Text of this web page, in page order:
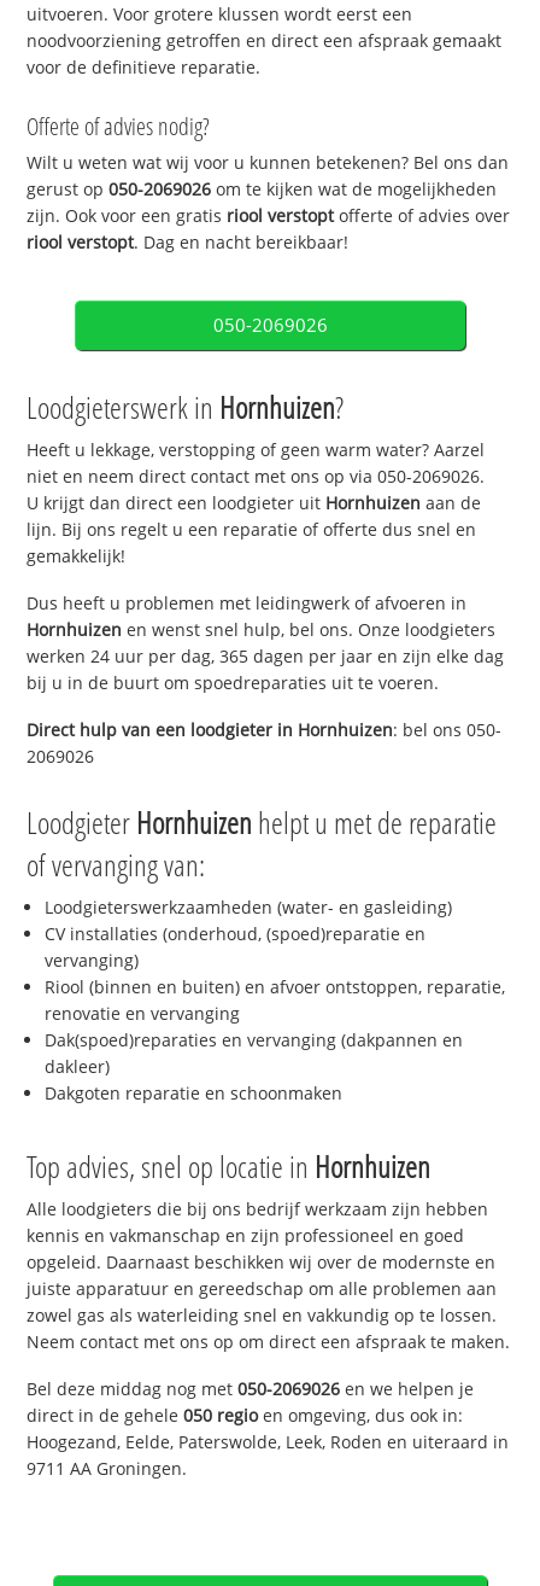
uitvoeren. Voor grotere klussen wordt eerst een
noodvoorziening getroffen en direct een afspraak gemaakt
voor de definitieve reparatie.
Offerte of advies nodig?
Wilt u weten wat wij voor u kunnen betekenen? Bel ons dan
gerust op050-2069026 om te kijken wat de mogelijkheden
zijn. Ook voor een gratis riool verstoptofferte of advies over
riool verstopt. Dag en nacht bereikbaar!
050-2069026
Loodgieterswerk in Hornhuizen?
Heeft u lekkage, verstopping of geen warm water? Aarzel
niet en neem direct contact met ons op via 050-2069026.
U krijgt dan direct een loodgieter uit Hornhuizen aan de
lijn. Bij ons regelt u een reparatie of offerte dus snel en
gemakkelijk!
Dus heeft u problemen met leidingwerk of afvoeren in
Hornhuizen en wenst snel hulp, bel ons. Onze loodgieters
werken 24 uur per dag, 365 dagen per jaar en zijn elke dag
bij u in de buurt om spoedreparaties uit te voeren.
Direct hulp van een loodgieter in Hornhuizen: bel ons 050-
2069026
Loodgieter Hornhuizen helpt u met de reparatie
of vervanging van:
Loodgieterswerkzaamheden (water- en gasleiding)
CV installaties (onderhoud, (spoed)reparatie en
vervanging)
Riool (binnen en buiten) en afvoer ontstoppen, reparatie,
renovatie en vervanging
Dak(spoed)reparaties en vervanging (dakpannen en
dakleer)
Dakgoten reparatie en schoonmaken
Top advies, snel op locatie in Hornhuizen
Alle loodgieters die bij ons bedrijf werkzaam zijn hebben
kennis en vakmanschap en zijn professioneel en goed
opgeleid. Daarnaast beschikken wij over de modernste en
juiste apparatuur en gereedschap om alle problemen aan
zowel gas als waterleiding snel en vakkundig op te lossen.
Neem contact met ons op om direct een afspraak te maken.
Bel deze middag nog met050-2069026 en we helpen je
direct in de gehele050 regioen omgeving, dus ook in:
Hoogezand, Eelde, Paterswolde, Leek, Roden en uiteraard in
9711 AA Groningen.